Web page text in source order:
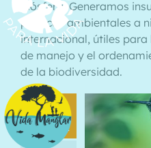
biósfera. Generamos
políticas ambientales a
internacional, útiles
de manejo y el
de la biodiversidad.
13
12, 2022